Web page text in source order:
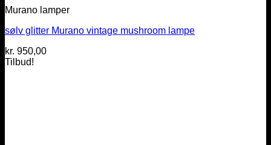
Murano lamper
sølv glitter Murano vintage mushroom lampe
kr. 950,00
Tilbud!